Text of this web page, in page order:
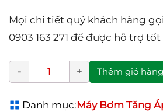
Mọi chi tiết quý khách hàng
0903 163 271 để được hỗ trợ tốt
Thêm giỏ hàng
Danh mục:Máy Bơm Tăng